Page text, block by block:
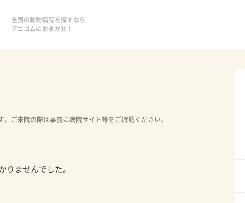
全国の動物病院を探すなら
アニコムにおまかせ！
ご来院の際は事前に病院サイト等をご確認ください。
ませんでした。